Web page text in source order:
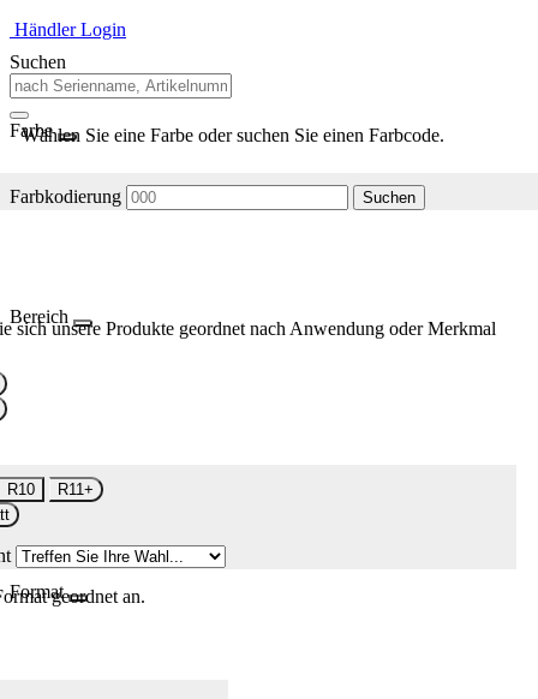
Händler Login
Suchen
Farbe
Wählen Sie eine Farbe oder suchen Sie einen Farbcode.
Farbkodierung Suchen
Bereich
sich unsere Produkte geordnet nach Anwendung oder Merkmal
R10
R11+
Formatgeordnet an.